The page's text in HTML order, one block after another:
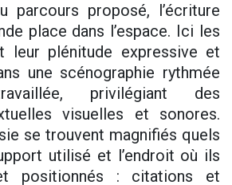
parcours proposé, l’écriture
place dans l’espace. Ici les
leur plénitude expressive et
une scénographie rythmée
privilégiant des
visuelles et sonores.
se trouvent magnifiés quels
utilisé et l’endroit où ils
positionnés : citations et